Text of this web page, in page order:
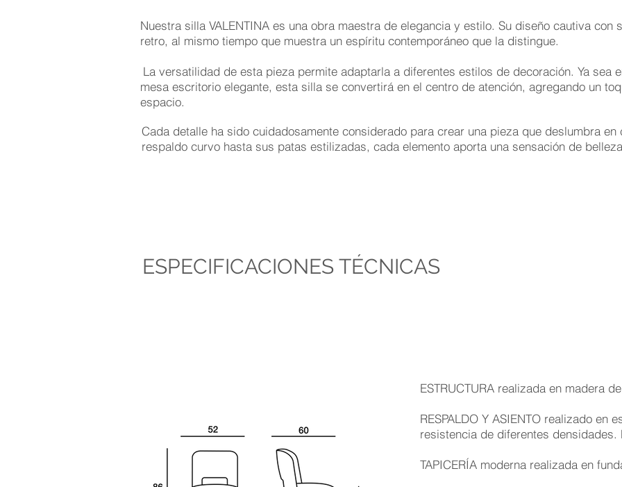
Nuestra silla VALENTINA es una obra maestra de elegancia y estilo. Su diseño cautiva
retro, al mismo tiempo que muestra un espíritu contemporáneo que la distingue.
La versatilidad de esta pieza permite adaptarla a diferentes estilos de decoración. Ya sea
mesa escritorio elegante, esta silla se convertirá en el centro de atención, agregando un
espacio.
Cada detalle ha sido cuidadosamente considerado para crear una pieza que deslumbra
respaldo curvo hasta sus patas estilizadas, cada elemento aporta una sensación de
ESPECIFICACIONES TÉCNICAS
ESTRUCTURA realizada en madera
RESPALDO Y ASIENTO realizado en
resistencia de diferentes densidades.
TAPICERÍA moderna realizada en